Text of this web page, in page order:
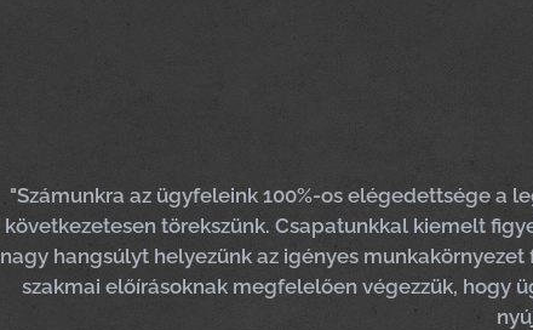
"Számunkra az ügyfeleink 100%-os elégedettsége a
következetesen törekszünk. Csapatunkkal kiemelt
nagy hangsúlyt helyezünk az igényes
szakmai előírásoknak megfelelően végezzük, hogy